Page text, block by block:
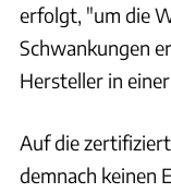
erfolgt, "um die
Schwankungen
Hersteller in
Auf die
demnach keinen